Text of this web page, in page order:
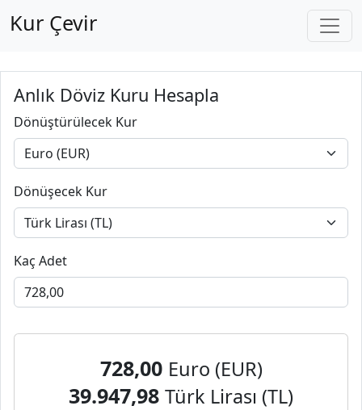
Kur Çevir
Anlık Döviz Kuru Hesapla
Dönüştürülecek Kur
Dönüşecek Kur
Kaç Adet
728,00 Euro (EUR)
39.947,98 Türk Lirası (TL)